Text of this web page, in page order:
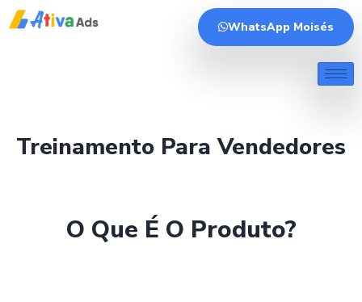
WhatsApp Moisés
Treinamento Para Vendedores
O Que É O Produto?